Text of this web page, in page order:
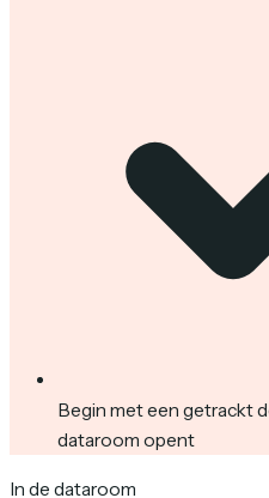
Begin met een getrackt
dataroom opent
In de dataroom